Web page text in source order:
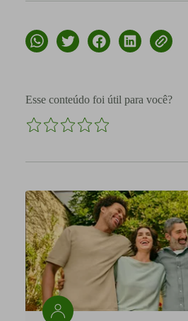
Esse conteúdo foi útil para você?